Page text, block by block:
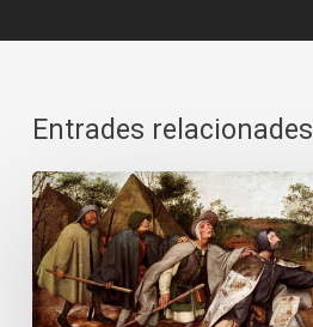
Entrades relacionades
Pandèmia
i
persecucions